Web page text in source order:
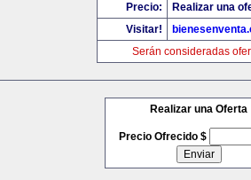
Precio:
Realizar una
Visitar!
Serán consideradas
Realizar una Oferta
Precio Ofrecido $